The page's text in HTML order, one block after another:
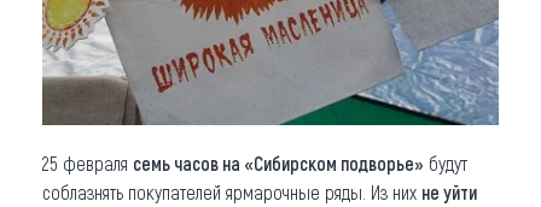
Другие рубрики
25 февраля семь часов на «Сибирском подворье» будут
соблазнять покупателей ярмарочные ряды. Из них не уйти